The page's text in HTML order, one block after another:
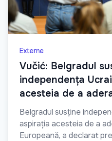
Externe
Vučić: Belgradul
independența
acesteia de a
Belgradul susține
aspirația acesteia de a
Europeană, a declarat